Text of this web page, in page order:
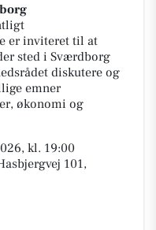
er inviteret til at
sted i Sværdborg
diskutere og
emner
økonomi og
kl. 19:00
101,